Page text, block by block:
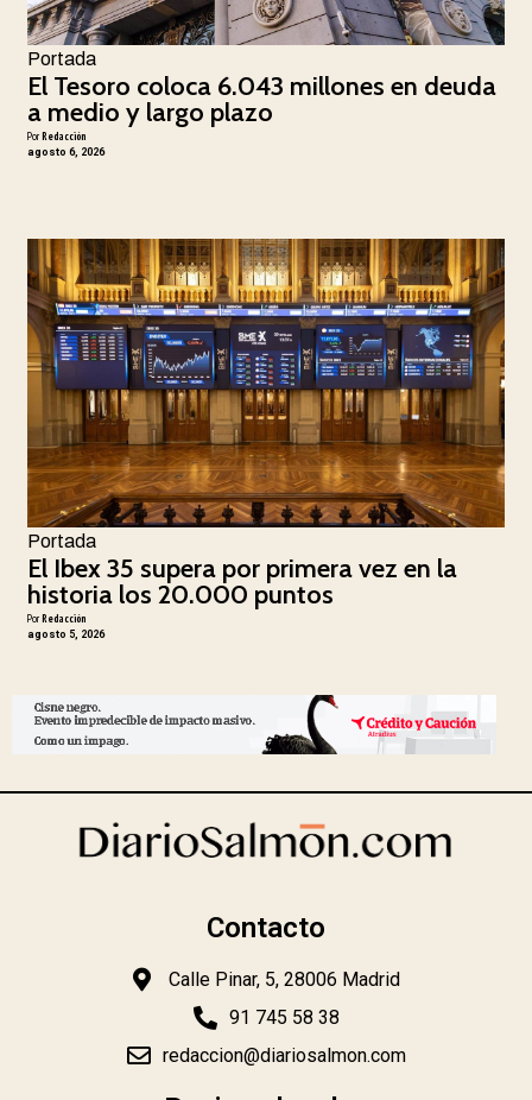
Portada
El Tesoro coloca 6.043 millones en deuda
a medio y largo plazo
PorRedacción
agosto 6, 2026
Portada
El Ibex 35 supera por primera vez en la
historia los 20.000 puntos
PorRedacción
agosto 5, 2026
Contacto
Calle Pinar, 5, 28006 Madrid
91 745 58 38
redaccion@diariosalmon.com